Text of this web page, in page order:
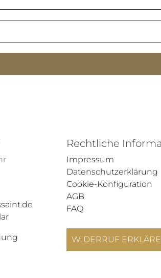
Rechtliche
Impressum
Datenschutzerklärung
Cookie-Konfiguration
AGB
FAQ
WIDERRUF